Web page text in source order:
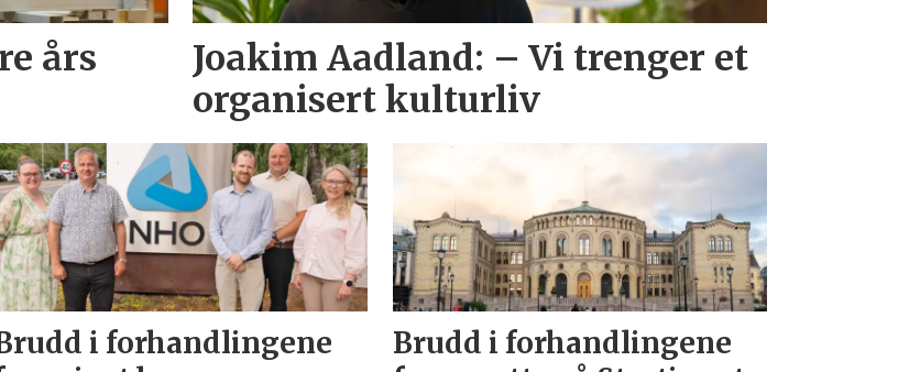
års
Joakim Aadland: – Vi trenger et
organisert kulturliv
i forhandlingene
Brudd i forhandlingene